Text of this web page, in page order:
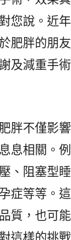
您說。近
肥胖的朋
及減重手
胖不僅影
息相關。
、阻塞型
症等等。
質，也可